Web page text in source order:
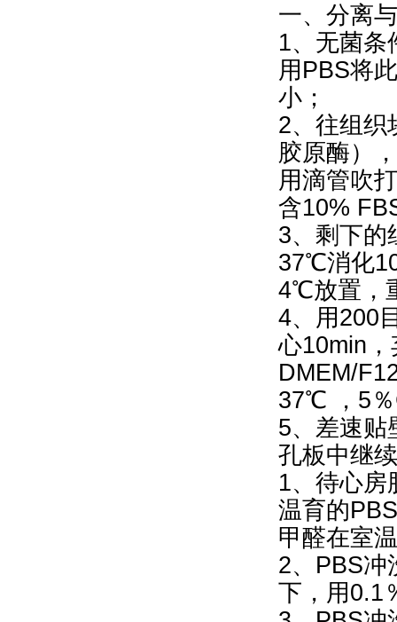
一、分离
1、无菌条
用PBS将
小；
2、往组织
胶原酶）
用滴管吹
含10%
3、剩下的
37℃消化
4℃放置，
4、用200
心10min
DMEM/
37℃ ，5
5、差速贴
孔板中继
1、待心房
温育的
甲醛在室
2、PBS
下，用0.1